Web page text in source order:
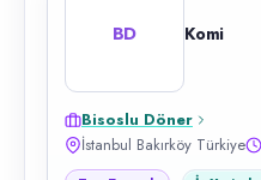
BD Komi
Bisoslu Döner
İstanbul Bakırköy Türkiye